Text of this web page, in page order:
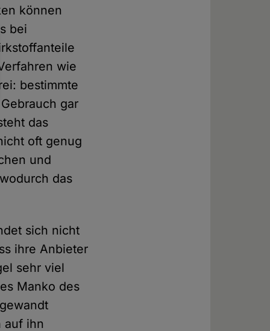
können
bei
wie
bestimmte
gar
das
oft genug
und
das
sich nicht
ihre Anbieter
sehr viel
Manko des
auf ihn